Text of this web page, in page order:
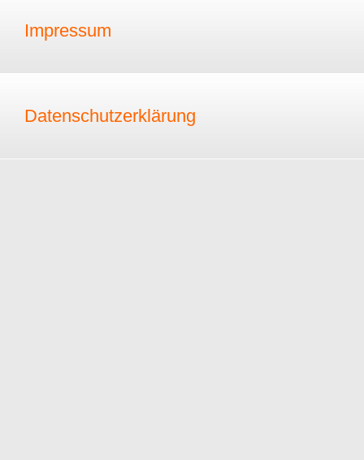
Impressum
Datenschutzerklärung